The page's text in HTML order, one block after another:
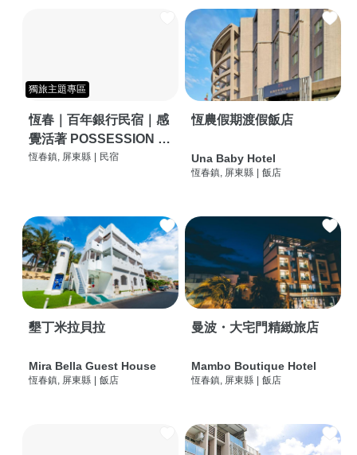
獨旅主題專區
恆春｜百年銀行民宿｜感
覺活著 POSSESSION |
背包客棧 | 恆春必住特色
恆春鎮, 屏東縣 民宿
恆農假期渡假飯店
Una Baby Hotel
恆春鎮, 屏東縣 飯店
墾丁米拉貝拉
Mira Bella Guest House
恆春鎮, 屏東縣 飯店
曼波・大宅門精緻旅店
Mambo Boutique Hotel
恆春鎮, 屏東縣 飯店